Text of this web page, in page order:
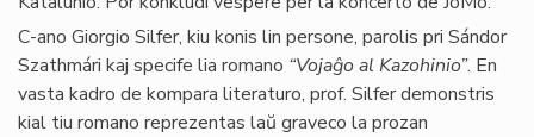
C-ano Giorgio Silfer, kiu konis lin persone, parolis pri Sándor
Szathmári kaj specife lia romano “Vojaĝo al Kazohinio”. En
vasta kadro de kompara literaturo, prof. Silfer demonstris
kial tiu romano reprezentas laŭ graveco la prozan